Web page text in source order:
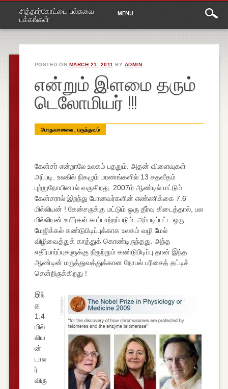
சித்தார்கோட்டை பல்சுவை
பக்கங்கள்
Main
menu
content
MENU
POSTED ON MARCH 21, 2011 BY ADMIN
என்றும் இளமை தரும்
டெலோமியர் !!!
பொதுவானவை, மருத்துவம்
கேன்சர் என்றாலே உலகம் பதறும். அதன் விளைவுகள்
அப்படி. உலகில் நிகழும் மரணங்களில் 13 சதவீதம்
புற்றுநோயினால் வருகிறது. 2007ம் ஆண்டில் மட்டும்
கேன்சரால் இறந்து போனவர்களின் எண்ணிக்கை 7.6
மில்லியன் ! கேன்சருக்கு மட்டும் ஒரு தீர்வு கிடைத்தால், பல
மில்லியன் உயிர்கள் காப்பாற்றப்படும். அப்படிப்பட்ட ஒரு
மேஜிக்கல் கண்டுபிடிப்புக்காக உலகம் வழி மேல்
விழிவைத்துக் காத்துக் கொண்டிருந்தது. அந்த
எதிர்பார்ப்புகளுக்கு நீரூற்றும் கண்டுபிடிப்பு தான் இந்த
ஆண்டின் மருத்துவத்துக்கான நோபல் பரிசைத் தட்டிச்
சென்றிருக்கிறது !
இந்
த
1.4
மில்
லிய
ன்
டால
ர்
விரு